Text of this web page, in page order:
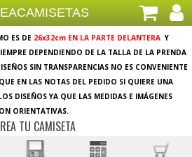
ES DE 26x32cm EN LA PARTE DELANTERA Y
DEPENDIENDO DE LA TALLA DE LA PRENDA
SIN TRANSPARENCIAS NO ES CONVENIENTE
EN LAS NOTAS DEL PEDIDO SI QUIERE UNA
DISEÑOS YA QUE LAS MEDIDAS E IMÁGENES
ORIENTATIVAS.
TU CAMISETA